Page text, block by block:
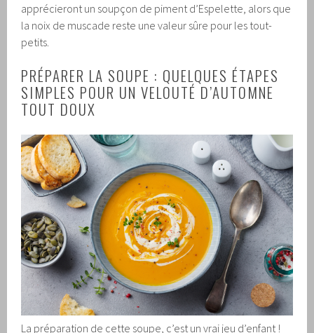
apprécieront un soupçon de piment d’Espelette, alors que
la noix de muscade reste une valeur sûre pour les tout-
petits.
PRÉPARER LA SOUPE : QUELQUES ÉTAPES
SIMPLES POUR UN VELOUTÉ D’AUTOMNE
TOUT DOUX
La préparation de cette soupe, c’est un vrai jeu d’enfant !